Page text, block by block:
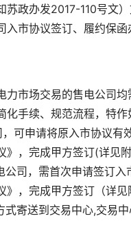
政办发2017-110号文
市协议签订、履约保
市场交易的售电公司
化手续、规范流程，特作
，可申请将原入市协议
》，完成甲方签订(详见
司，需首次申请签订入
》，完成甲方签订（详
寄送到交易中心,交易